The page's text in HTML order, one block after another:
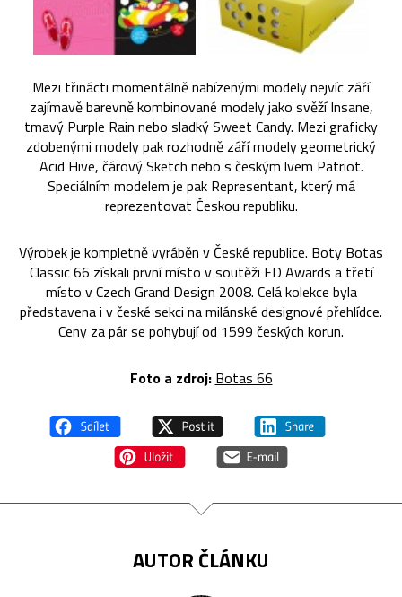
Mezi třinácti momentálně nabízenými modely nejvíc září
zajímavě barevně kombinované modely jako svěží Insane,
tmavý Purple Rain nebo sladký Sweet Candy. Mezi graficky
zdobenými modely pak rozhodně září modely geometrický
Acid Hive, čárový Sketch nebo s českým lvem Patriot.
Speciálním modelem je pak Representant, který má
reprezentovat Českou republiku.
Výrobek je kompletně vyráběn v České republice. Boty Botas
Classic 66 získali první místo v soutěži ED Awards a třetí
místo v Czech Grand Design 2008. Celá kolekce byla
představena i v české sekci na milánské designové přehlídce.
Ceny za pár se pohybují od 1599 českých korun.
Foto a zdroj: Botas 66
AUTOR ČLÁNKU